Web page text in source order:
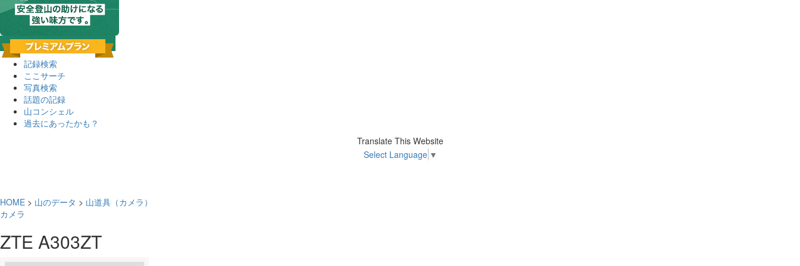
記録検索
ここサーチ
写真検索
話題の記録
山コンシェル
過去にあったかも？
Translate This Website
Select Language ▼
HOME > 山のデータ > 山道具（カメラ）
カメラ
ZTE A303ZT